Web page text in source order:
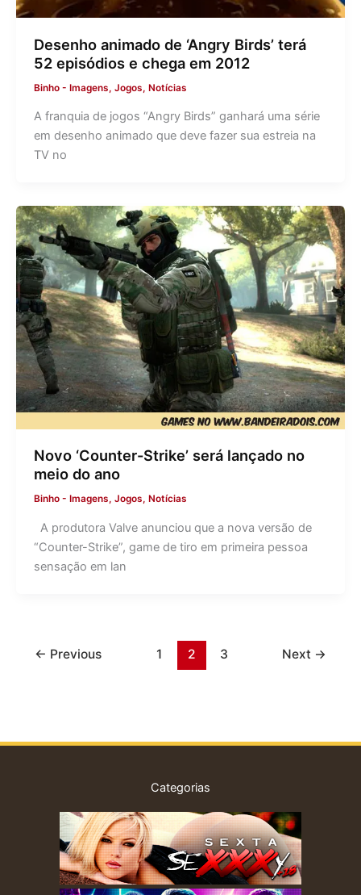
Desenho animado de ‘Angry Birds’ terá
52 episódios e chega em 2012
Binho - Imagens, Jogos, Notícias
A franquia de jogos “Angry Birds” ganhará uma série
em desenho animado que deve fazer sua estreia na
TV no
Novo ‘Counter-Strike’ será lançado no
meio do ano
Binho - Imagens, Jogos, Notícias
A produtora Valve anunciou que a nova versão de
“Counter-Strike”, game de tiro em primeira pessoa
sensação em lan
← Previous 1 2 3 Next →
Categorias